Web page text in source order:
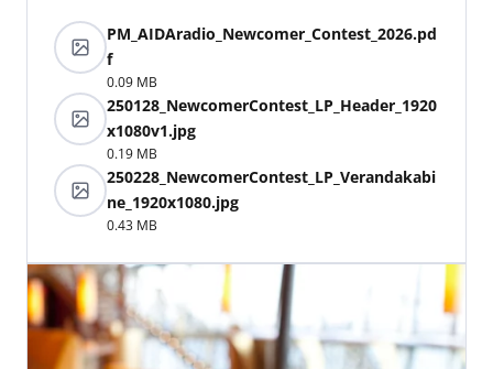
PM_AIDAradio_Newcomer_Contest_2026.pd
f
0.09 MB
250128_NewcomerContest_LP_Header_1920
x1080v1.jpg
0.19 MB
250228_NewcomerContest_LP_Verandakabi
ne_1920x1080.jpg
0.43 MB